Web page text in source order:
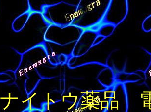
ナイトウ薬品